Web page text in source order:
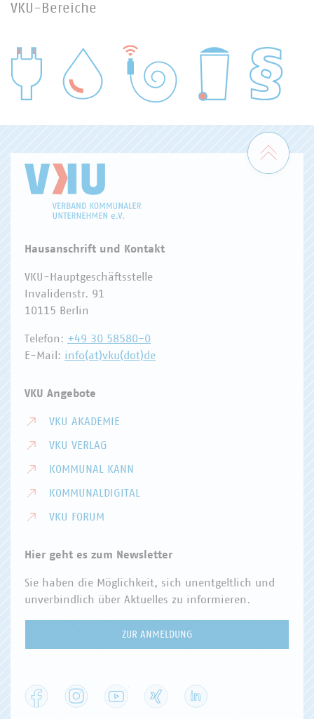
VKU-Bereiche
WASSER/ABWASSER
Zum
Hausanschrift und Kontakt
VKU-Hauptgeschäftsstelle
Invalidenstr. 91
10115 Berlin
Telefon: +49 30 58580-0
E-Mail: info(at)vku(dot)de
VKU Angebote
VKU AKADEMIE
VKU VERLAG
KOMMUNAL KANN
KOMMUNALDIGITAL
VKU FORUM
Hier geht es zum Newsletter
Sie haben die Möglichkeit, sich unentgeltlich und
unverbindlich über Aktuelles zu informieren.
ZUR ANMELDUNG
Facebook Instagram YouTube